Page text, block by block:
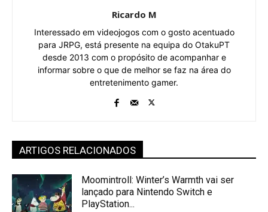
Ricardo M
Interessado em videojogos com o gosto acentuado
para JRPG, está presente na equipa do OtakuPT
desde 2013 com o propósito de acompanhar e
informar sobre o que de melhor se faz na área do
entretenimento gamer.
ARTIGOS RELACIONADOS
Moomintroll: Winter’s Warmth vai ser
lançado para Nintendo Switch e
PlayStation...